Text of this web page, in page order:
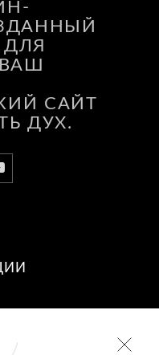
САЙТ
ДУХ.
К ВАШИМ